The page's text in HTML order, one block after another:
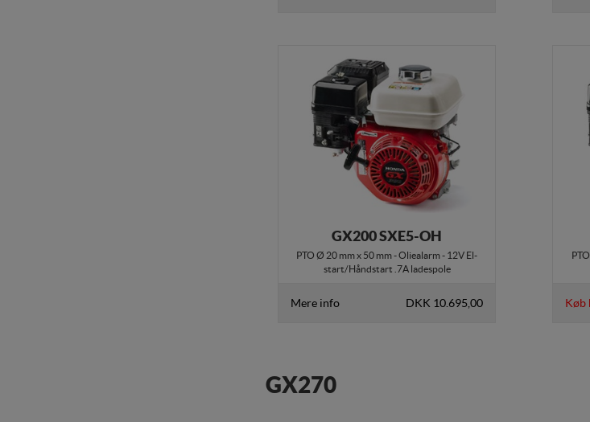
GX200 SXE5-OH
PTO Ø 20 mm x 50 mm - Oliealarm - 12V El-
start/Håndstart .7A ladespole
Mere info DKK 10.695,00 Køb
GX270